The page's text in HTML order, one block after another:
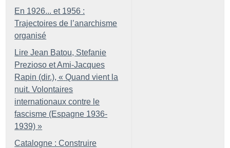
En 1926... et 1956 :
Trajectoires de l’anarchisme
organisé
Lire Jean Batou, Stefanie
Prezioso et Ami-Jacques
Rapin (dir.), « Quand vient la
nuit. Volontaires
internationaux contre le
fascisme (Espagne 1936-
1939) »
Catalogne : Construire